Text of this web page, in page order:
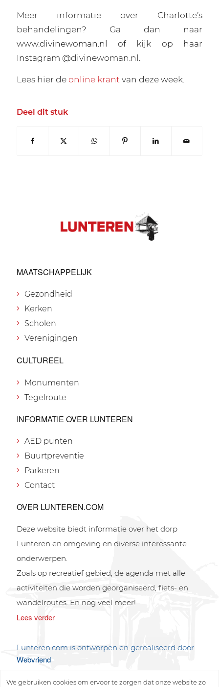
Meer informatie over Charlotte’s
behandelingen? Ga dan naar
www.divinewoman.nl of kijk op haar
Instagram @divinewoman.nl.
Lees hier deonline krant van deze week.
Deel dit stuk
MAATSCHAPPELIJK
Gezondheid
Kerken
Scholen
Verenigingen
CULTUREEL
Monumenten
Tegelroute
INFORMATIE OVER LUNTEREN
AED punten
Buurtpreventie
Parkeren
Contact
OVER LUNTEREN.COM
Deze website biedt informatie over het dorp
Lunteren en omgeving en diverse interessante
onderwerpen.
Zoals op recreatief gebied, de agenda met alle
activiteiten die worden georganiseerd, fiets- en
wandelroutes. En nog veel meer!
Lees verder
Lunteren.com is ontworpen en gerealiseerd door
Webvriend
We gebruiken cookies om ervoor te zorgen dat onze website zo